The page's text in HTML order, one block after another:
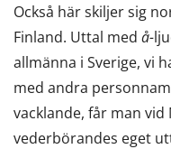
Också här skiljer sig
Finland. Uttal med å-
allmänna i Sverige, vi
med andra
vacklande, får man
vederbörandes eget